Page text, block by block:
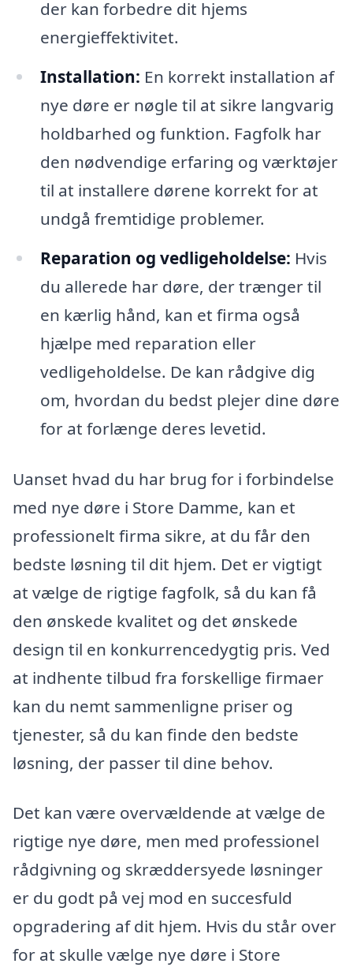
der kan forbedre dit hjems
energieffektivitet.
Installation: En korrekt installation af
nye døre er nøgle til at sikre langvarig
holdbarhed og funktion. Fagfolk har
den nødvendige erfaring og værktøjer
til at installere dørene korrekt for at
undgå fremtidige problemer.
Reparation og vedligeholdelse: Hvis
du allerede har døre, der trænger til
en kærlig hånd, kan et firma også
hjælpe med reparation eller
vedligeholdelse. De kan rådgive dig
om, hvordan du bedst plejer dine døre
for at forlænge deres levetid.
Uanset hvad du har brug for i forbindelse
med nye døre i Store Damme, kan et
professionelt firma sikre, at du får den
bedste løsning til dit hjem. Det er vigtigt
at vælge de rigtige fagfolk, så du kan få
den ønskede kvalitet og det ønskede
design til en konkurrencedygtig pris. Ved
at indhente tilbud fra forskellige firmaer
kan du nemt sammenligne priser og
tjenester, så du kan finde den bedste
løsning, der passer til dine behov.
Det kan være overvældende at vælge de
rigtige nye døre, men med professionel
rådgivning og skræddersyede løsninger
er du godt på vej mod en succesfuld
opgradering af dit hjem. Hvis du står over
for at skulle vælge nye døre i Store